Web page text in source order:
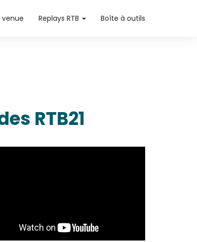
venue Replays RTB Boîte à outils
RTB21